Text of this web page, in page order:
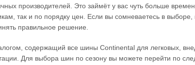
производителей. Это займёт у вас чуть больше
так и по порядку цен. Если вы сомневаетесь в
правильное решение.
содержащий все шины Continental для легковых,
Для выбора шин по сезону вы можете перейти по